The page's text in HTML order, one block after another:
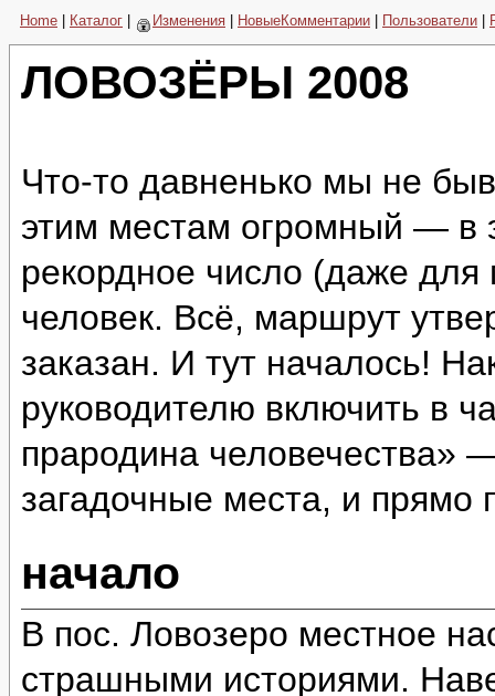
Home Каталог Изменения НовыеКомментарии Пользователи
ЛОВОЗЁРЫ 2008
Что-то давненько мы не
этим местам огромный — в
рекордное число (даже
человек. Всё, маршрут
заказан. И тут началось!
руководителю включить в
прародина человечества»
загадочные места, и
начало
В пос. Ловозеро местное
страшными историями.